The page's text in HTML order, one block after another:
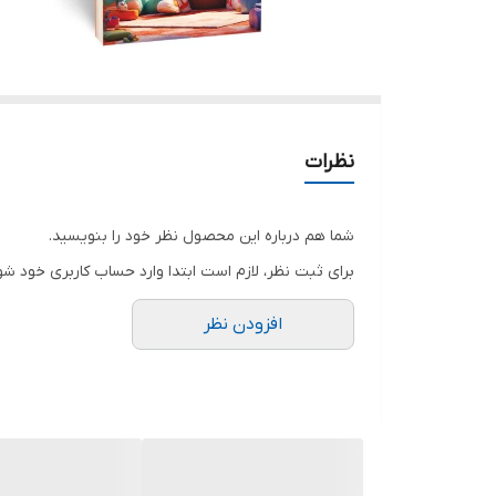
نظرات
شما هم درباره این محصول نظر خود را بنویسید.
برای ثبت نظر، لازم است ابتدا وارد حساب کاربری خود
افزودن نظر